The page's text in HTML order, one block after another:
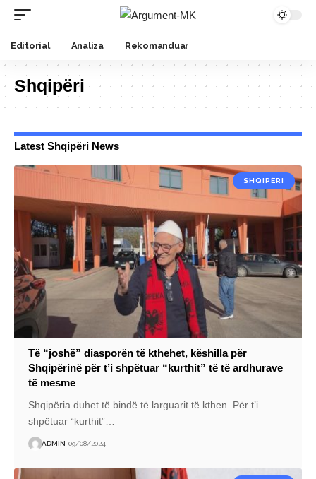
Editorial Analiza Rekomanduar
Shqipëri
Latest Shqipëri News
SHQIPËRI
Të “joshë” diasporën të kthehet, këshilla për
Shqipërinë për t’i shpëtuar “kurthit” të të ardhurave
të mesme
Shqipëria duhet të bindë të larguarit të kthen. Për t’i
shpëtuar “kurthit”
ADMIN 09/08/2024